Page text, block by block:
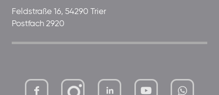
Feldstraße 16, 54290 Trier
Postfach 2920